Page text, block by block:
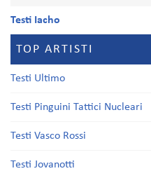
Testi Iacho
TOP ARTISTI
Testi Ultimo
Testi Pinguini Tattici Nucleari
Testi Vasco Rossi
Testi Jovanotti